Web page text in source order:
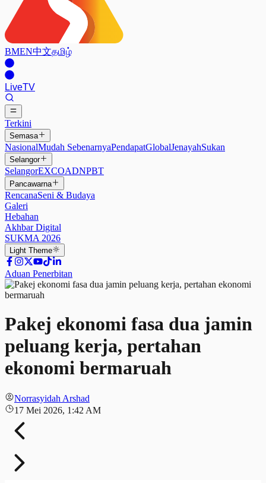
BMEN中文தமிழ்
LiveTV
Terkini
Semasa
NasionalMudah SebenarnyaPendapatGlobalJenayahSukan
Selangor
SelangorEXCOADNPBT
Pancawarna
RencanaSeni & Budaya
Galeri
Hebahan
Akhbar Digital
SUKMA 2026
Light Theme
Aduan Penerbitan
Pakej ekonomi fasa dua jamin
peluang kerja, pertahan
ekonomi bermaruah
Norrasyidah Arshad
17 Mei 2026, 1:42 AM